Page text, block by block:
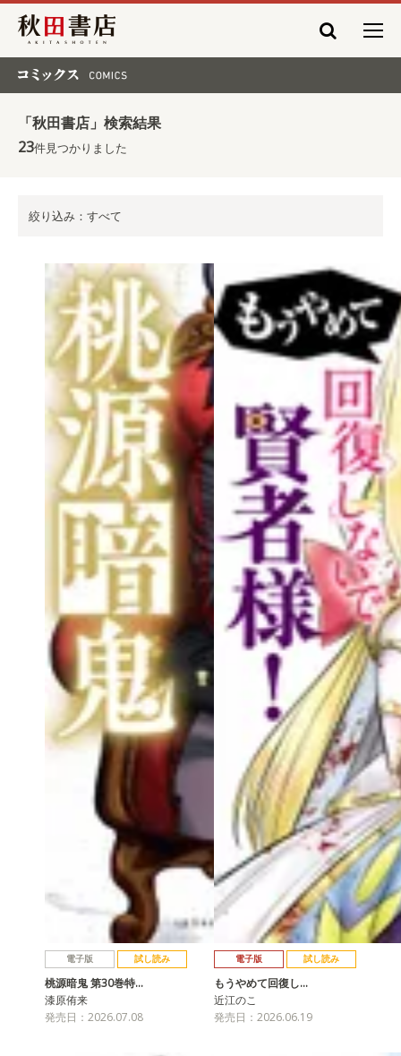
秋田書店
「秋田書店」検索結果
23件見つかりました
絞り込み：すべて
電子版 試し読み
桃源暗鬼 第30巻特…
漆原侑来
発売日：2026.07.08
電子版 試し読み
もうやめて回復し…
近江のこ
発売日：2026.06.19